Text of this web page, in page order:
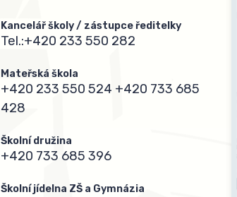
Kancelář školy / zástupce ředitelky
Tel.:+420 233 550 282
Mateřská škola
+420 233 550 524 +420 733 685
428
Školní družina
+420 733 685 396
Školní jídelna ZŠ a Gymnázia